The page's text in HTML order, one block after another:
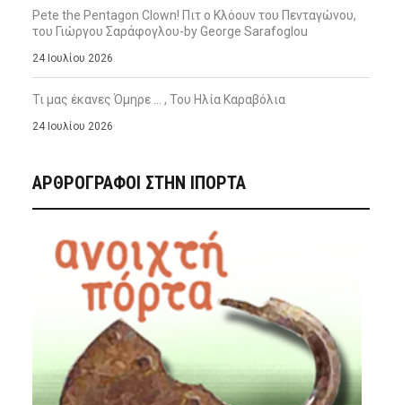
Pete the Pentagon Clown! Πιτ ο Κλόουν του Πενταγώνου,
του Γιώργου Σαράφογλου-by George Sarafoglou
24 Ιουλίου 2026
Τι μας έκανες Όμηρε … , Του Ηλία Καραβόλια
24 Ιουλίου 2026
ΑΡΘΡΟΓΡΑΦΟΙ ΣΤΗΝ IΠΟΡΤΑ